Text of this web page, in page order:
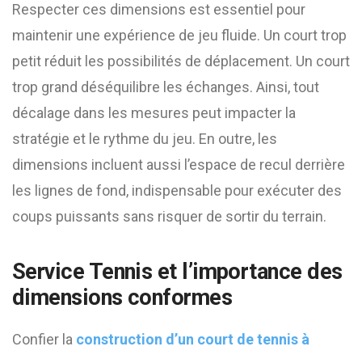
Respecter ces dimensions est essentiel pour
maintenir une expérience de jeu fluide. Un court trop
petit réduit les possibilités de déplacement. Un court
trop grand déséquilibre les échanges. Ainsi, tout
décalage dans les mesures peut impacter la
stratégie et le rythme du jeu. En outre, les
dimensions incluent aussi l’espace de recul derrière
les lignes de fond, indispensable pour exécuter des
coups puissants sans risquer de sortir du terrain.
Service Tennis et l’importance des
dimensions conformes
Confier la construction d’un court de tennis à